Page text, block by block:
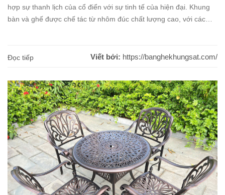
hợp sự thanh lịch của cổ điển với sự tinh tế của hiện đại. Khung
bàn và ghế được chế tác từ nhôm đúc chất lượng cao, với các
Đọc tiếp Viết bởi: https://banghekhungsat.com/